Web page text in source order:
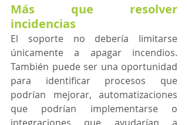
Más que resolver
incidencias
El soporte no debería limitarse
únicamente a apagar incendios.
También puede ser una oportunidad
para identificar procesos que
podrían mejorar, automatizaciones
que podrían implementarse o